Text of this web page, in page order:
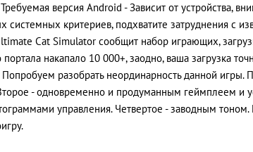
версия Android - Зависит от устройства,
системных критериев, подхватите затруднения с
Cat Simulator сообщит набор играющих,
накапало 10 000+, заодно, ваша загрузка
разобрать неординарность данной игры.
- одновременно и продуманным геймплеем и
управления. Четвертое - заводным тоном.